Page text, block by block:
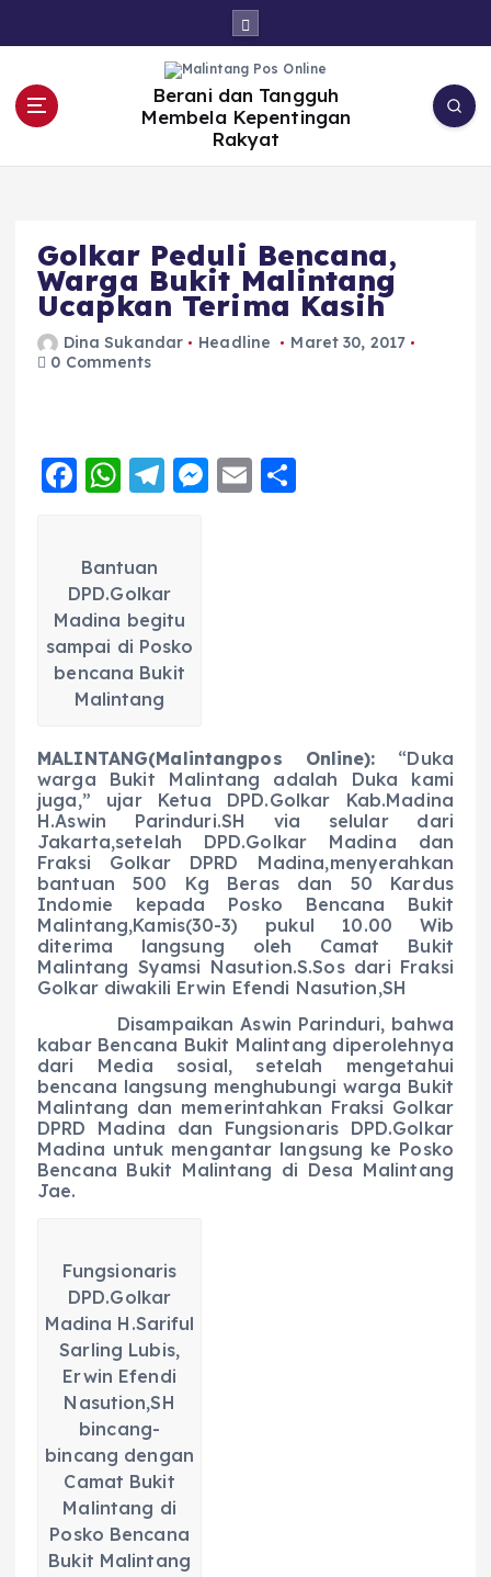
Berani dan Tangguh
Membela Kepentingan
Rakyat
Golkar Peduli Bencana,
Warga Bukit Malintang
Ucapkan Terima Kasih
Dina Sukandar Headline
Maret 30, 2017
0 Comments
F
e
b
o
o
W
ts
A
p
p
T
g
r
a
m
M E
Bantuan
DPD.Golkar
Madina begitu
sampai di Posko
bencana Bukit
Malintang
MALINTANG(Malintangpos Online): “Duka
warga Bukit Malintang adalah Duka kami
juga,” ujar Ketua DPD.Golkar Kab.Madina
H.Aswin Parinduri.SH via selular dari
Jakarta,setelah DPD.Golkar Madina dan
Fraksi Golkar DPRD Madina,menyerahkan
bantuan 500 Kg Beras dan 50 Kardus
Indomie kepada Posko Bencana Bukit
Malintang,Kamis(30-3) pukul 10.00 Wib
diterima langsung oleh Camat Bukit
Malintang Syamsi Nasution.S.Sos dari Fraksi
Golkar diwakili Erwin Efendi Nasution,SH
Disampaikan Aswin Parinduri, bahwa
kabar Bencana Bukit Malintang diperolehnya
dari Media sosial, setelah mengetahui
bencana langsung menghubungi warga Bukit
Malintang dan memerintahkan Fraksi Golkar
DPRD Madina dan Fungsionaris DPD.Golkar
Madina untuk mengantar langsung ke Posko
Bencana Bukit Malintang di Desa Malintang
Jae.
Fungsionaris
DPD.Golkar
Madina H.Sariful
Sarling Lubis,
Erwin Efendi
Nasution,SH
bincang-
bincang dengan
Camat Bukit
Malintang di
Posko Bencana
Bukit Malintang